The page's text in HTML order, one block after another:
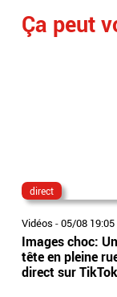
Ça peut
direct
Vidéos -05/08 19:05
Images choc:
tête en pleine
direct sur